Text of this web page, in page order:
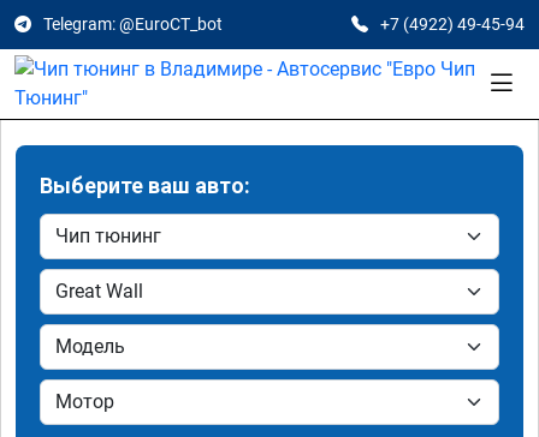
Telegram: @EuroCT_bot +7 (4922) 49-45-94
Выберите ваш авто: